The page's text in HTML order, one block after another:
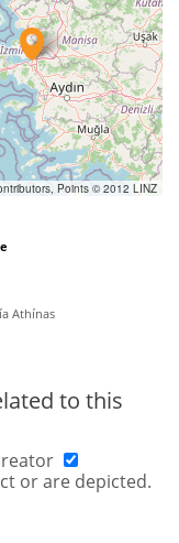
Points © 2012 LINZ
Athínas
to this
or are depicted.